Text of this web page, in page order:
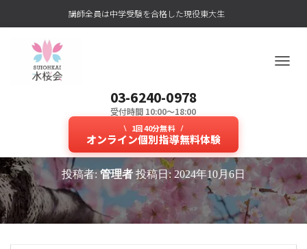
講師全員は中学受験を合格した現役東大生
03-6240-0978
受付時間 10:00～18:00
1回40分無料
オンライン個別指導無料体験
を
切
り
替
え
女子御三家出身の講師陣が志望校合
格を個別指導で導きます！
投稿者: 管理者 投稿日:2024年10月6日